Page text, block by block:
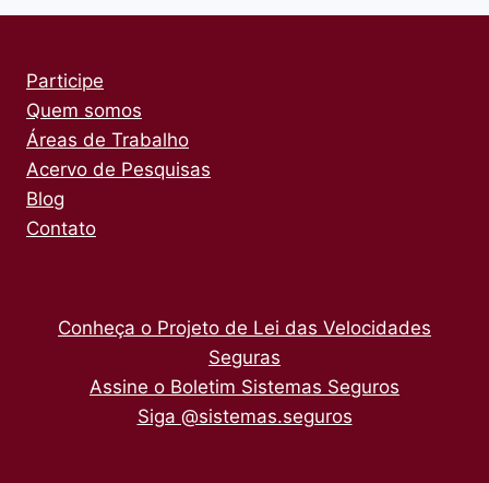
Participe
Quem somos
Áreas de Trabalho
Acervo de Pesquisas
Blog
Contato
Conheça o Projeto de Lei das Velocidades
Seguras
Assine o Boletim Sistemas Seguros
Siga @sistemas.seguros